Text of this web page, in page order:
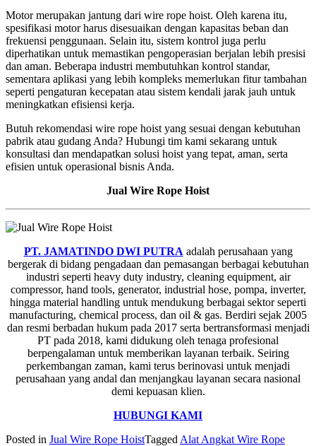
Motor merupakan jantung dari wire rope hoist. Oleh karena itu,
spesifikasi motor harus disesuaikan dengan kapasitas beban dan
frekuensi penggunaan. Selain itu, sistem kontrol juga perlu
diperhatikan untuk memastikan pengoperasian berjalan lebih presisi
dan aman. Beberapa industri membutuhkan kontrol standar,
sementara aplikasi yang lebih kompleks memerlukan fitur tambahan
seperti pengaturan kecepatan atau sistem kendali jarak jauh untuk
meningkatkan efisiensi kerja.
Butuh rekomendasi wire rope hoist yang sesuai dengan kebutuhan
pabrik atau gudang Anda? Hubungi tim kami sekarang untuk
konsultasi dan mendapatkan solusi hoist yang tepat, aman, serta
efisien untuk operasional bisnis Anda.
Jual Wire Rope Hoist
PT. JAMATINDO DWI PUTRA adalah perusahaan yang
bergerak di bidang pengadaan dan pemasangan berbagai kebutuhan
industri seperti heavy duty industry, cleaning equipment, air
compressor, hand tools, generator, industrial hose, pompa, inverter,
hingga material handling untuk mendukung berbagai sektor seperti
manufacturing, chemical process, dan oil & gas. Berdiri sejak 2005
dan resmi berbadan hukum pada 2017 serta bertransformasi menjadi
PT pada 2018, kami didukung oleh tenaga profesional
berpengalaman untuk memberikan layanan terbaik. Seiring
perkembangan zaman, kami terus berinovasi untuk menjadi
perusahaan yang andal dan menjangkau layanan secara nasional
demi kepuasan klien.
HUBUNGI KAMI
Posted in Jual Wire Rope HoistTagged Alat Angkat Wire Rope